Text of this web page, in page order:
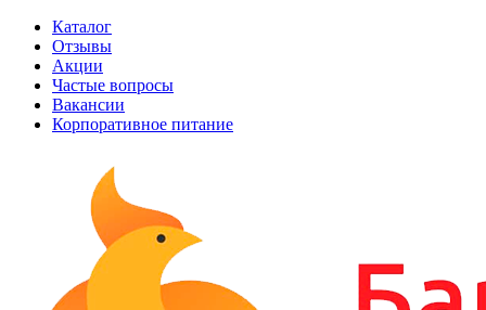
Каталог
Отзывы
Акции
Частые вопросы
Вакансии
Корпоративное питание